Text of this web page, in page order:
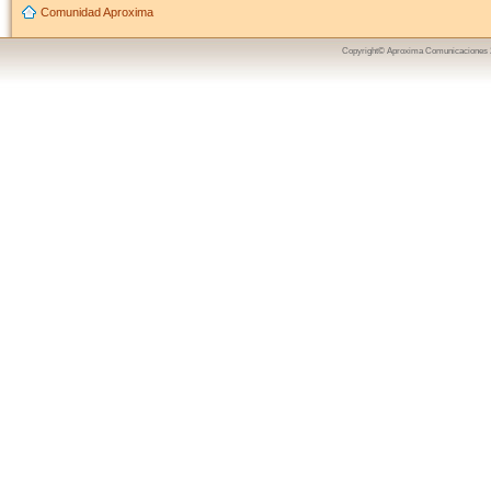
Comunidad Aproxima
Copyright© Aproxima Comunicaciones